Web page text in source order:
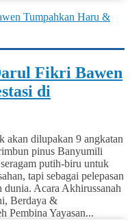
Fikri Bawen
di
akan dilupakan 9 angkatan
pinus Banyumili
putih-biru untuk
tapi sebagai pelepasan
dunia. Acara Akhirussanah
Berdaya &
Pembina Yayasan...